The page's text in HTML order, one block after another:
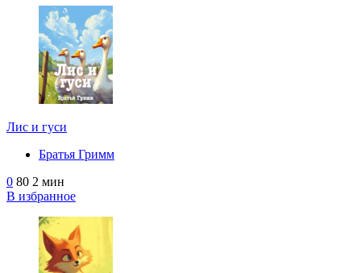
Лис и гуси
Братья Гримм
0 80 2 мин
В избранное